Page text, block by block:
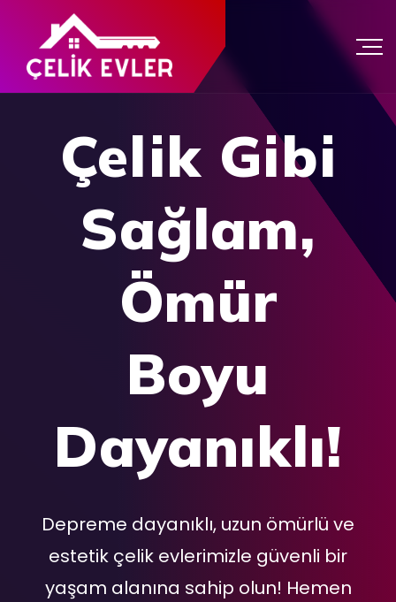
Çelik Gibi
Sağlam,
Ömür
Boyu
Dayanıklı!
Depreme dayanıklı, uzun ömürlü ve
estetik çelik evlerimizle güvenli bir
yaşam alanına sahip olun! Hemen